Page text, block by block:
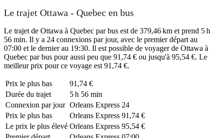
Le trajet Ottawa - Quebec en bus
Le trajet de Ottawa à Quebec par bus est de 379,46 km et prend 5 h
56 min. Il y a 24 connexions par jour, avec le premier départ au
07:00 et le dernier au 19:30. Il est possible de voyager de Ottawa à
Quebec par bus pour aussi peu que 91,74 € ou jusqu'à 95,54 €. Le
meilleur prix pour ce voyage est 91,74 €.
Prix ​​le plus bas
91,74 €
Durée du trajet
5 h 56 min
Connexion par jour Orleans Express 24
Prix ​​le plus bas
Orleans Express 91,74 €
Le prix le plus élevé Orleans Express 95,54 €